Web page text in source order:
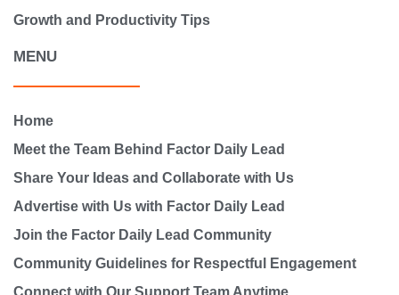
Growth and Productivity Tips
MENU
Home
Meet the Team Behind Factor Daily Lead
Share Your Ideas and Collaborate with Us
Advertise with Us with Factor Daily Lead
Join the Factor Daily Lead Community
Community Guidelines for Respectful Engagement